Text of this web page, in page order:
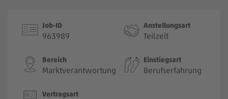
Job-ID
963989
Anstellungsart
Teilzeit
Bereich
Marktverantwortung
Einstiegsart
Berufserfahrung
Vertragsart